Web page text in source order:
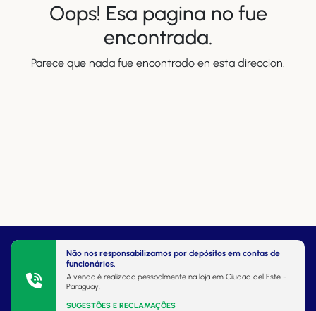
Oops! Esa pagina no fue
encontrada.
Parece que nada fue encontrado en esta direccion.
Não nos responsabilizamos por depósitos em contas de
funcionários.
A venda é realizada pessoalmente na loja em Ciudad del Este -
Paraguay.
SUGESTÕES E RECLAMAÇÕES